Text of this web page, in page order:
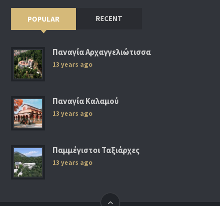
POPULAR RECENT
Παναγία Αρχαγγελιώτισσα
13 years ago
Παναγία Καλαμού
13 years ago
Παμμέγιστοι Ταξιάρχες
13 years ago